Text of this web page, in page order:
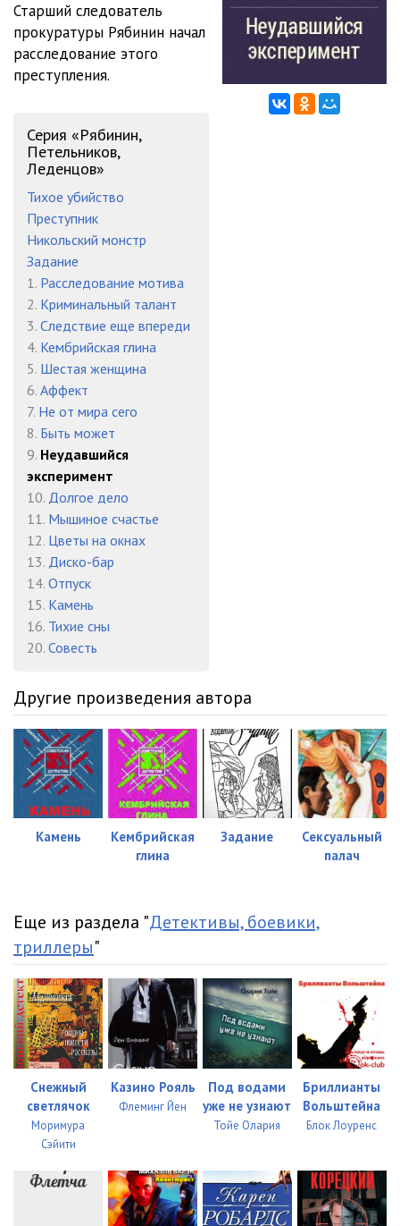
011 Неудавшийся эксперимент 09:00
012 Неудавшийся эксперимент 12:28
014 Неудавшийся эксперимент
015 Неудавшийся эксперимент
016 Неудавшийся эксперимент
017 Неудавшийся эксперимент
018 Неудавшийся эксперимент
019 Неудавшийся эксперимент
020 Неудавшийся эксперимент
021 Неудавшийся эксперимент
022 Неудавшийся эксперимент
023 Неудавшийся эксперимент
024 Неудавшийся эксперимент
Старший следователь
прокуратуры Рябинин начал
расследование этого
преступления.
Серия «Рябинин,
Петельников,
Леденцов»
Тихое убийство
Преступник
Никольский монстр
Задание
1. Расследование мотива
2. Криминальный талант
3. Следствие еще впереди
4. Кембрийская глина
5. Шестая женщина
6. Аффект
7. Не от мира сего
8. Быть может
9. Неудавшийся
эксперимент
10. Долгое дело
11. Мышиное счастье
12. Цветы на окнах
13. Диско-бар
14. Отпуск
15. Камень
16. Тихие сны
20. Совесть
Другие произведения автора
Камень
Кембрийская
глина
Задание
Сексуальный
палач
Еще из раздела "Детективы, боевики,
триллеры"
Снежный
светлячок
Моримура
Сэйити
Казино Рояль
Флеминг Йен
Под водами
уже не узнают
Тойе Олария
Бриллианты
Вольштейна
Блок Лоуренс